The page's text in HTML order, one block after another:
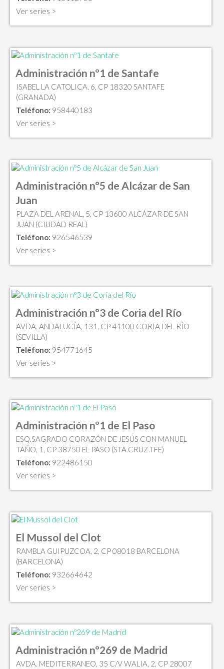
Ver series >
Administración nº1 de Santafe
ISABEL LA CATOLICA, 6, CP 18320 SANTAFE
(GRANADA)
Teléfono: 958440183
Ver series >
Administración nº5 de Alcázar de San
Juan
PLAZA DEL ARENAL, 5, CP 13600 ALCÁZAR DE SAN
JUAN (CIUDAD REAL)
Teléfono: 926546539
Ver series >
Administración nº3 de Coria del Río
AVDA. ANDALUCÍA, 131, CP 41100 CORIA DEL RÍO
(SEVILLA)
Teléfono: 954771645
Ver series >
Administración nº1 de El Paso
ESQ.SAGRADO CORAZÓN DE JESÚS CON MANUEL
TAÑO, 1, CP 38750 EL PASO (STA.CRUZ.TFE)
Teléfono: 922486150
Ver series >
El Mussol del Clot
RAMBLA GUIPUZCOA, 2, CP 08018 BARCELONA
(BARCELONA)
Teléfono: 932664642
Ver series >
Administración nº269 de Madrid
AVDA. MEDITERRANEO, 35 C/V WALIA, 2, CP 28007